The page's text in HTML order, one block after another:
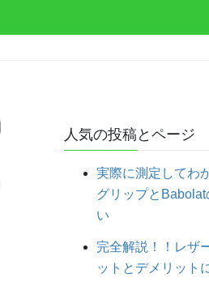
人気の投稿とページ
実際に測定してわ
グリップと
い
完全解説！！レザ
ットとデメリット